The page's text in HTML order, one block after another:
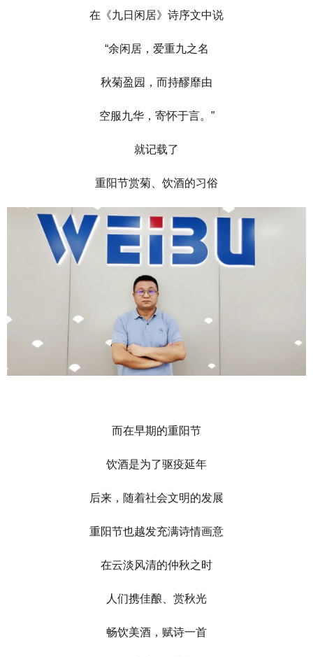
在《九日闲居》诗序文中说
“余闲居，爱重九之名
秋菊盈园，而持醪靡由
空服九华，寄怀于言。”
就记载了
重阳节赏菊、饮酒的习俗
而在早期的重阳节
饮酒是为了驱疫延年
后来，随着社会文明的发展
重阳节也越发充满诗情画意
在云淡风清的仲秋之时
人们携佳酿、赏秋光
畅饮美酒，赋诗一首